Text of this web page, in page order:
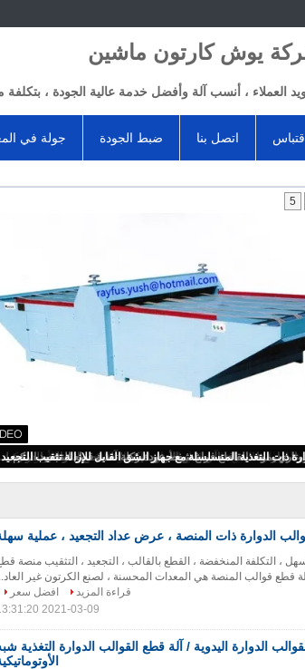
يوش كارتون ماشين
العملاء ، أنسب آلة وأفضل خدمة عالية الجودة ، بتكلفة
جولة في ضبط الجودة اتصل بنا
القوالب الدوارة ذات المنصة ، عرض عداد التجعيد ، عملية سهلة
5
الدوارة ذات المنصة ، عرض عداد التجعيد ، عملية
، التكلفة المنخفضة ، القطع بالقالب ، التجعيد ، التثقيب منصة
قراءة المزيد
افضل سعر
2021-03-09 13:31:20
الدوارة اليدوية / آلة قطع القوالب الدوارة التغذية